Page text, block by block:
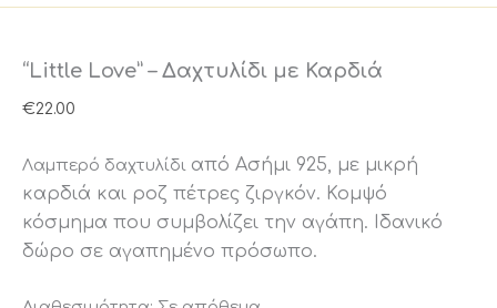
“Little Love” – Δαχτυλίδι με Καρδιά
€22.00
Λαμπερό δαχτυλίδι από Ασήμι 925, με μικρή
καρδιά και ροζ πέτρες ζιργκόν. Κομψό
κόσμημα που συμβολίζει την αγάπη. Ιδανικό
δώρο σε αγαπημένο πρόσωπο.